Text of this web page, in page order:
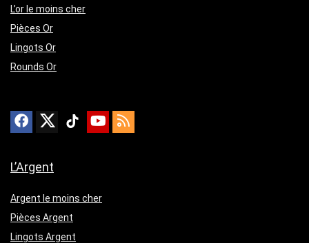
L’or le moins cher
Pièces Or
Lingots Or
Rounds Or
L’Argent
Argent le moins cher
Pièces Argent
Lingots Argent